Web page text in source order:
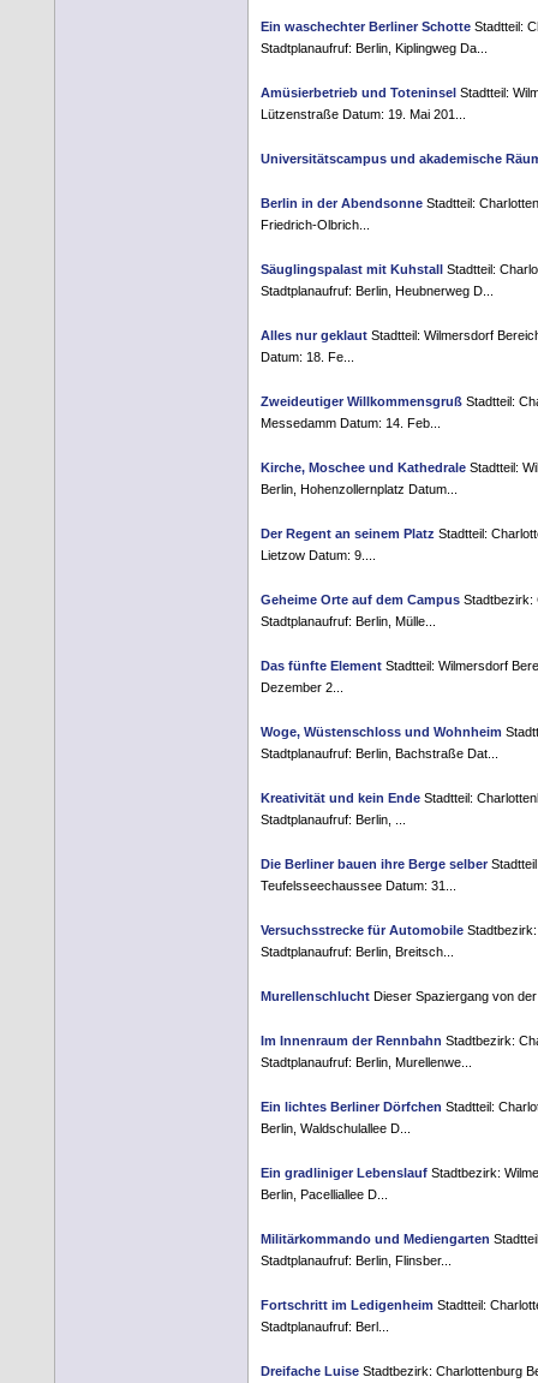
Ein waschechter Berliner Schotte Stadtteil:
Stadtplanaufruf: Berlin, Kiplingweg Da...
Amüsierbetrieb und Toteninsel Stadtteil:
Lützenstraße Datum: 19. Mai 201...
Universitätscampus und akademische
Berlin in der Abendsonne Stadtteil:
Friedrich-Olbrich...
Säuglingspalast mit Kuhstall Stadtteil:
Stadtplanaufruf: Berlin, Heubnerweg D...
Alles nur geklaut Stadtteil: Wilmersdorf
Datum: 18. Fe...
Zweideutiger Willkommensgruß Stadtteil:
Messedamm Datum: 14. Feb...
Kirche, Moschee und Kathedrale Stadtteil:
Berlin, Hohenzollernplatz Datum...
Der Regent an seinem Platz Stadtteil:
Lietzow Datum: 9....
Geheime Orte auf dem Campus Stadtbezirk:
Stadtplanaufruf: Berlin, Mülle...
Das fünfte Element Stadtteil: Wilmersdorf
Dezember 2...
Woge, Wüstenschloss und Wohnheim
Stadtplanaufruf: Berlin, Bachstraße Dat...
Kreativität und kein Ende Stadtteil:
Stadtplanaufruf: Berlin, ...
Die Berliner bauen ihre Berge selber
Teufelsseechaussee Datum: 31...
Versuchsstrecke für Automobile
Stadtplanaufruf: Berlin, Breitsch...
Murellenschlucht Dieser Spaziergang von
Im Innenraum der Rennbahn Stadtbezirk:
Stadtplanaufruf: Berlin, Murellenwe...
Ein lichtes Berliner Dörfchen Stadtteil:
Berlin, Waldschulallee D...
Ein gradliniger Lebenslauf Stadtbezirk:
Berlin, Pacelliallee D...
Militärkommando und Mediengarten
Stadtplanaufruf: Berlin, Flinsber...
Fortschritt im Ledigenheim Stadtteil:
Stadtplanaufruf: Berl...
Dreifache Luise Stadtbezirk: Charlottenburg